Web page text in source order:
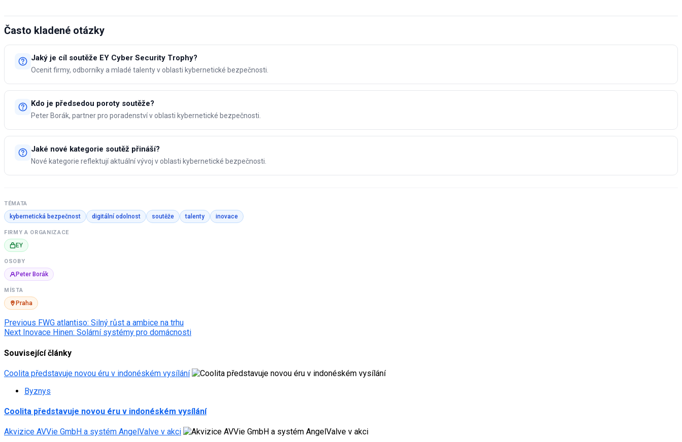
Často kladené otázky
Jaký je cíl soutěže EY Cyber Security Trophy?
Ocenit firmy, odborníky a mladé talenty v oblasti kybernetické bezpečnosti.
Kdo je předsedou poroty soutěže?
Peter Borák, partner pro poradenství v oblasti kybernetické bezpečnosti.
Jaké nové kategorie soutěž přináší?
Nové kategorie reflektují aktuální vývoj v oblasti kybernetické bezpečnosti.
TÉMATA
kybernetická bezpečnost digitální odolnost soutěže talenty inovace
FIRMY A ORGANIZACE
EY
OSOBY
Peter Borák
MÍSTA
Praha
Post
navigation
Previous FWG atlantiso: Silný růst a ambice na trhu
Next Inovace Hinen: Solární systémy pro domácnosti
Související články
Coolita představuje novou éru v indonéském vysílání
Byznys
Coolita představuje novou éru v indonéském vysílání
Akvizice AVVie GmbH a systém AngelValve v akci